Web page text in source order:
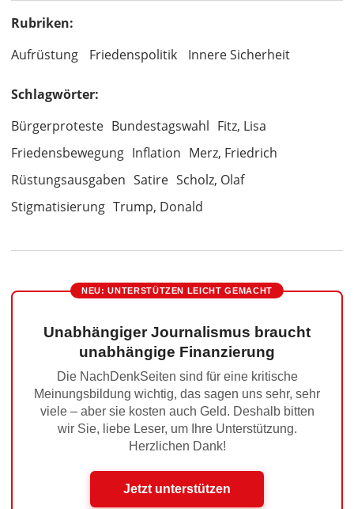
Rubriken:
Aufrüstung
Friedenspolitik Innere Sicherheit
Schlagwörter:
Bürgerproteste Bundestagswahl Fitz, Lisa
Friedensbewegung Inflation Merz, Friedrich
Rüstungsausgaben Satire Scholz, Olaf
Stigmatisierung Trump, Donald
NEU: UNTERSTÜTZEN LEICHT GEMACHT
Unabhängiger Journalismus braucht
unabhängige Finanzierung
Die NachDenkSeiten sind für eine kritische
Meinungsbildung wichtig, das sagen uns sehr, sehr
viele – aber sie kosten auch Geld. Deshalb bitten
wir Sie, liebe Leser, um Ihre Unterstützung.
Herzlichen Dank!
Jetzt unterstützen